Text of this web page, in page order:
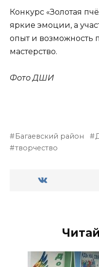
Конкурс «Золотая
яркие эмоции, а
опыт и возможность
мастерство.
Фото ДШИ
Багаевский район
творчество